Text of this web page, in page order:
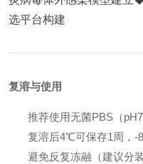
选平台构建
复溶与使用
推荐使用无菌PBS（
复溶后4℃可保存1周，-
避免反复冻融（建议分